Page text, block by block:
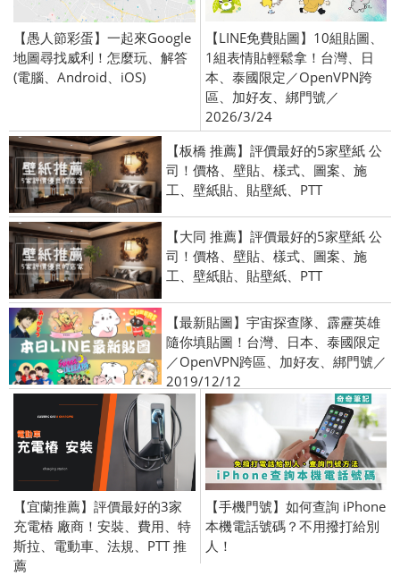
【愚人節彩蛋】一起來Google
地圖尋找威利！怎麼玩、解答
(電腦、Android、iOS)
【LINE免費貼圖】10組貼圖、
1組表情貼輕鬆拿！台灣、日
本、泰國限定／OpenVPN跨
區、加好友、綁門號／
2026/3/24
【板橋 推薦】評價最好的5家壁紙 公
司！價格、壁貼、樣式、圖案、施
工、壁紙貼、貼壁紙、PTT
【大同 推薦】評價最好的5家壁紙 公
司！價格、壁貼、樣式、圖案、施
工、壁紙貼、貼壁紙、PTT
【最新貼圖】宇宙探查隊、霹靂英雄
隨你填貼圖！台灣、日本、泰國限定
／OpenVPN跨區、加好友、綁門號／
2019/12/12
【宜蘭推薦】評價最好的3家
充電樁 廠商！安裝、費用、特
斯拉、電動車、法規、PTT 推
薦
【手機門號】如何查詢 iPhone
本機電話號碼？不用撥打給別
人！